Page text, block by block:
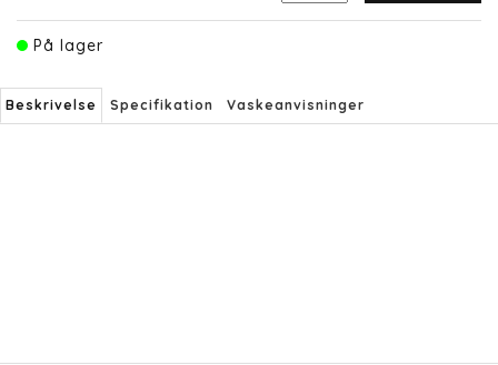
På lager
Beskrivelse Specifikation Vaskeanvisninger